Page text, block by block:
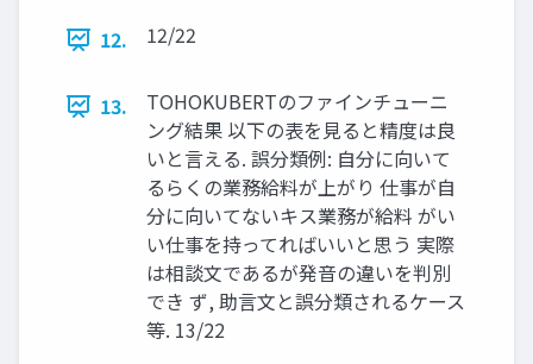
12. 12/22
13.
TOHOKUBERTのファインチューニ
ング結果 以下の表を見ると精度は良
いと言える. 誤分類例: 自分に向いて
るらくの業務給料が上がり 仕事が自
分に向いてないキス業務が給料 がい
い仕事を持ってればいいと思う 実際
は相談文であるが発音の違いを判別
でき ず, 助言文と誤分類されるケース
等. 13/22